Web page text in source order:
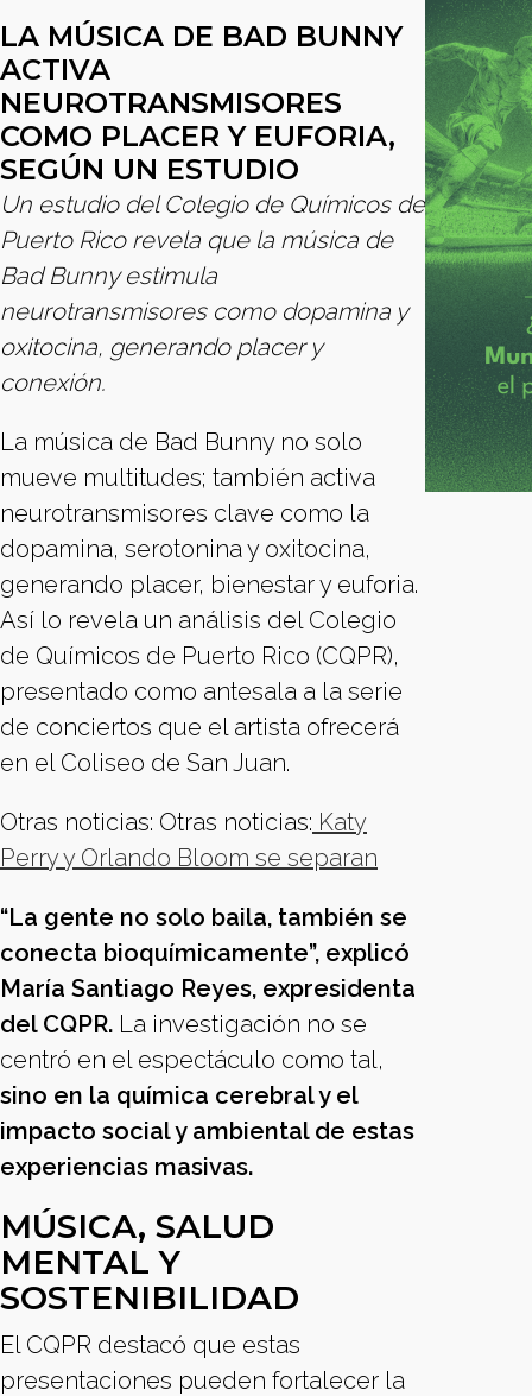
LA MÚSICA DE BAD BUNNY
ACTIVA
NEUROTRANSMISORES
COMO PLACER Y EUFORIA,
SEGÚN UN ESTUDIO
Un estudio del Colegio de Químicos de
Puerto Rico revela que la música de
Bad Bunny estimula
neurotransmisores como dopamina y
oxitocina, generando placer y
conexión.
La música de Bad Bunny no solo
mueve multitudes; también activa
neurotransmisores clave como la
dopamina, serotonina y oxitocina,
generando placer, bienestar y euforia.
Así lo revela un análisis del Colegio
de Químicos de Puerto Rico (CQPR),
presentado como antesala a la serie
de conciertos que el artista ofrecerá
en el Coliseo de San Juan.
Otras noticias: Otras noticias: Katy
Perry y Orlando Bloom se separan
“La gente no solo baila, también se
conecta bioquímicamente”, explicó
María Santiago Reyes, expresidenta
del CQPR. La investigación no se
centró en el espectáculo como tal,
sino en la química cerebral y el
impacto social y ambiental de estas
experiencias masivas.
MÚSICA, SALUD
MENTAL Y
SOSTENIBILIDAD
El CQPR destacó que estas
presentaciones pueden fortalecer la